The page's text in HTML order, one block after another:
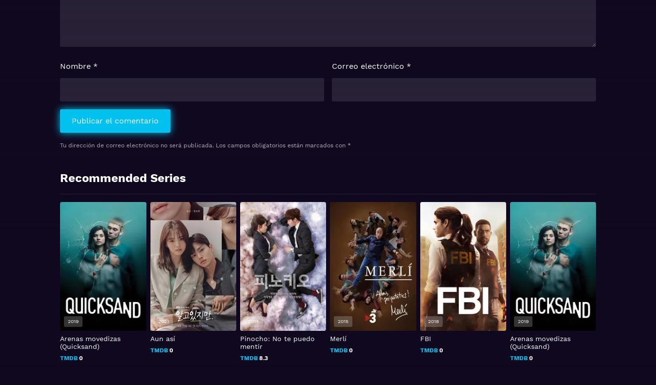
Tu dirección de correo electrónico no será publicada. Los campos obligatorios están marcados con *
Nombre * Correo electrónico *
Recommended Series
Arenas movedizas
(Quicksand)
TMDB 0
2019
Aun así
TMDB0
2021
Pinocho: No te puedo
mentir
TMDB8.3
2014
Merlí
TMDB 0
2015
FBI
TMDB0
2018
Arenas movedizas
(Quicksand)
TMDB0
2019